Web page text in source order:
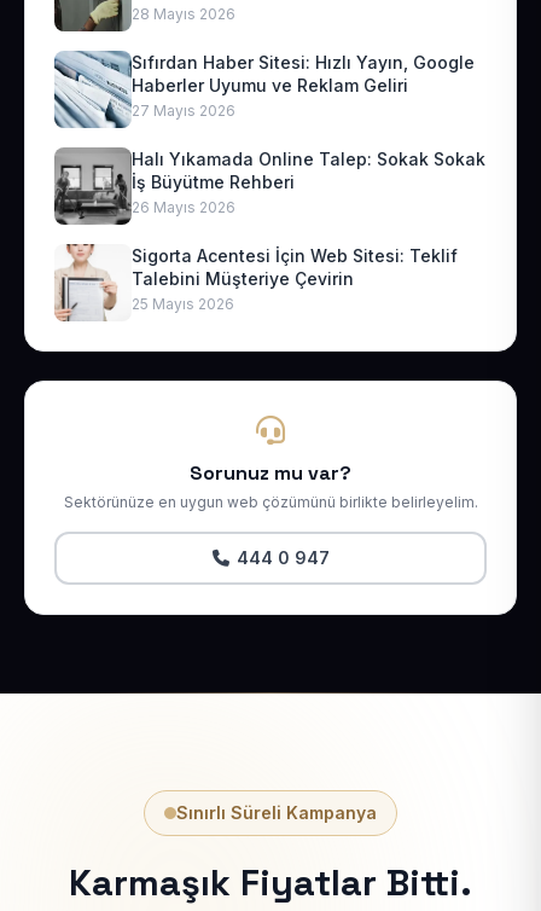
28 Mayıs 2026
Sıfırdan Haber Sitesi: Hızlı Yayın, Google
Haberler Uyumu ve Reklam Geliri
27 Mayıs 2026
Halı Yıkamada Online Talep: Sokak Sokak
İş Büyütme Rehberi
26 Mayıs 2026
Sigorta Acentesi İçin Web Sitesi: Teklif
Talebini Müşteriye Çevirin
25 Mayıs 2026
Sorunuz mu var?
Sektörünüze en uygun web çözümünü birlikte belirleyelim.
444 0 947
Sınırlı Süreli Kampanya
Karmaşık Fiyatlar Bitti.